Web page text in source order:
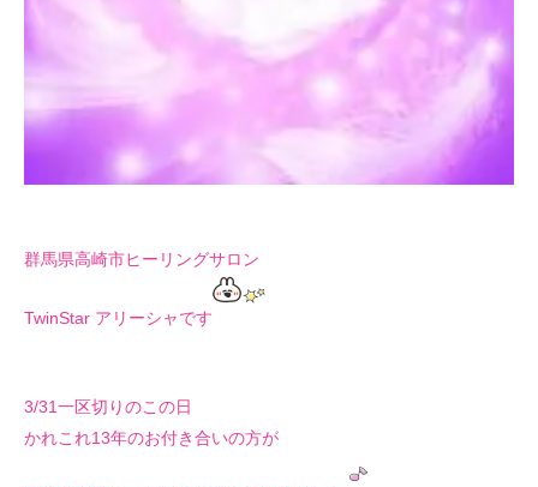
群馬県高崎市ヒーリングサロン
TwinStar アリーシャです
3/31一区切りのこの日
かれこれ13年のお付き合いの方が